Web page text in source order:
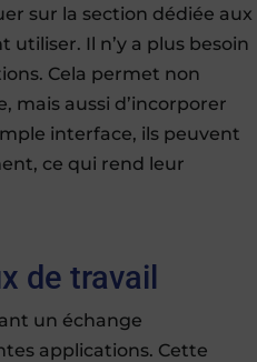
sur la section dédiée aux
Il n’y a plus besoin
Cela permet non
mais aussi d’incorporer
interface, ils peuvent
ce qui rend leur
de travail
un échange
applications. Cette